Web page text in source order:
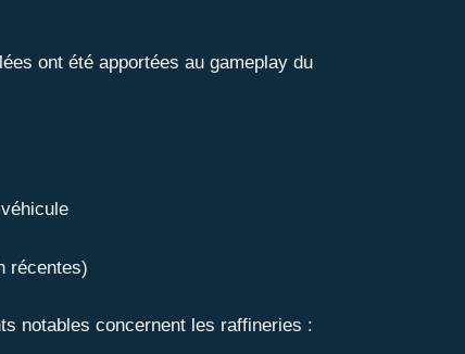
ont été apportées au gameplay du
récentes)
notables concernent les raffineries :